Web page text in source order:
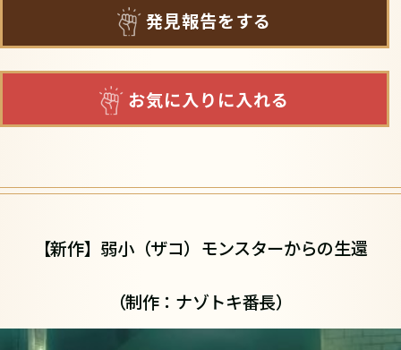
発見報告をする
お気に入りに入れる
【新作】弱小（ザコ）モンスターからの生還
（制作：ナゾトキ番長）